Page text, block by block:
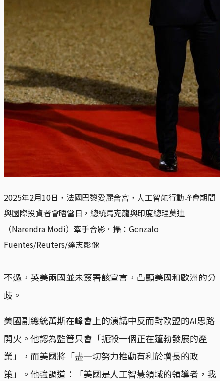
2025年2月10日，法國巴黎愛麗舍宮，人工智能行動峰會期間
與國際投資者會晤當日，總統馬克龍與印度總理莫迪
（Narendra Modi）牽手合影。攝：Gonzalo
Fuentes/Reuters/達志影像
不過，英美兩國並未簽署該宣言，凸顯美國和歐洲的分
歧。
美國副總統萬斯在峰會上的演講中反而對歐盟的AI思路
開火。他認為監管只會「扼殺一個正在蓬勃發展的產
業」，而美國將「盡一切努力推動有利於增長的政
策」。他強調道：「美國是人工智慧領域的領導者，我